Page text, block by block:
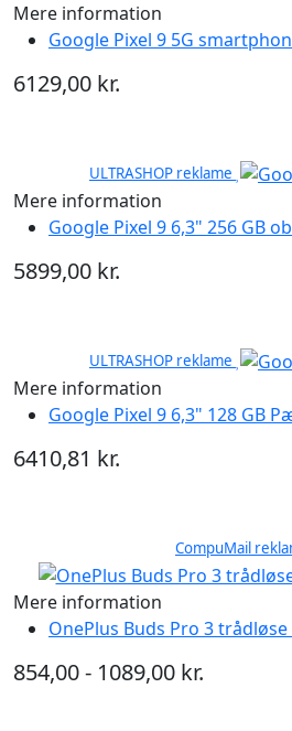
Mere information
Google Pixel 9 5G
6129,00 kr.
ULTRASHOP reklame
Mere information
Google Pixel 9 6,3" 256 GB
5899,00 kr.
ULTRASHOP reklame
Mere information
Google Pixel 9 6,3" 128 GB
6410,81 kr.
CompuMail
Mere information
OnePlus Buds Pro 3
854,00 - 1089,00 kr.